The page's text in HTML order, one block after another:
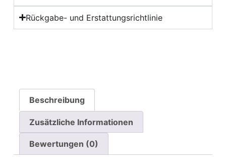
Rückgabe- und Erstattungsrichtlinie
Beschreibung
Zusätzliche Informationen
Bewertungen (0)